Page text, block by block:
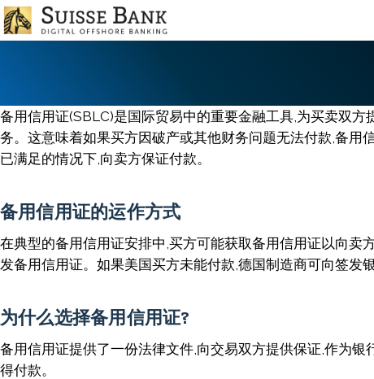
Skip
to
备用信用证(SBLC)是国际贸易中的重要金融工具,为买卖双
务。这意味着如果买方因破产或其他财务问题无法付款,备用
已满足的情况下,向卖方保证付款。
备用信用证的运作方式
在典型的备用信用证安排中,买方可能获取备用信用证以向
发备用信用证。如果美国买方未能付款,德国制造商可向签发
为什么选择备用信用证?
备用信用证提供了一份法律文件,向交易双方提供保证,作为
得付款。